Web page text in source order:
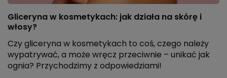
Gliceryna w kosmetykach: jak działa na skórę i
włosy?
Czy gliceryna w kosmetykach to coś, czego należy
wypatrywać, a może wręcz przeciwnie – unikać jak
ognia? Przychodzimy z odpowiedziami!